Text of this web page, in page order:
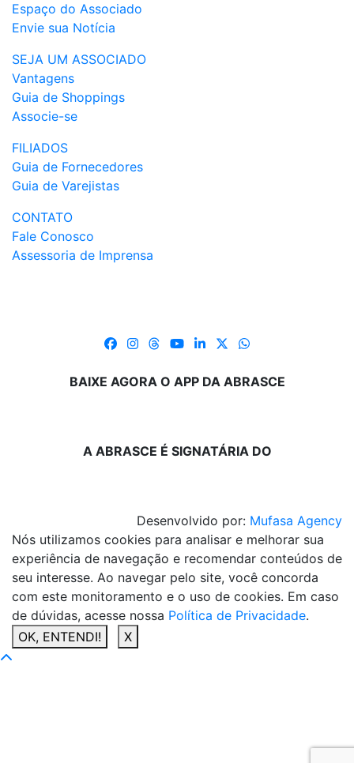
Espaço do Associado
Envie sua Notícia
SEJA UM ASSOCIADO
Vantagens
Guia de Shoppings
Associe-se
FILIADOS
Guia de Fornecedores
Guia de Varejistas
CONTATO
Fale Conosco
Assessoria de Imprensa
BAIXE AGORA O APP DA ABRASCE
A ABRASCE É SIGNATÁRIA DO
Desenvolvido por: Mufasa Agency
Nós utilizamos cookies para analisar e melhorar sua
experiência de navegação e recomendar conteúdos de
seu interesse. Ao navegar pelo site, você concorda
com este monitoramento e o uso de cookies. Em caso
de dúvidas, acesse nossa Política de Privacidade.
OK, ENTENDI!
X